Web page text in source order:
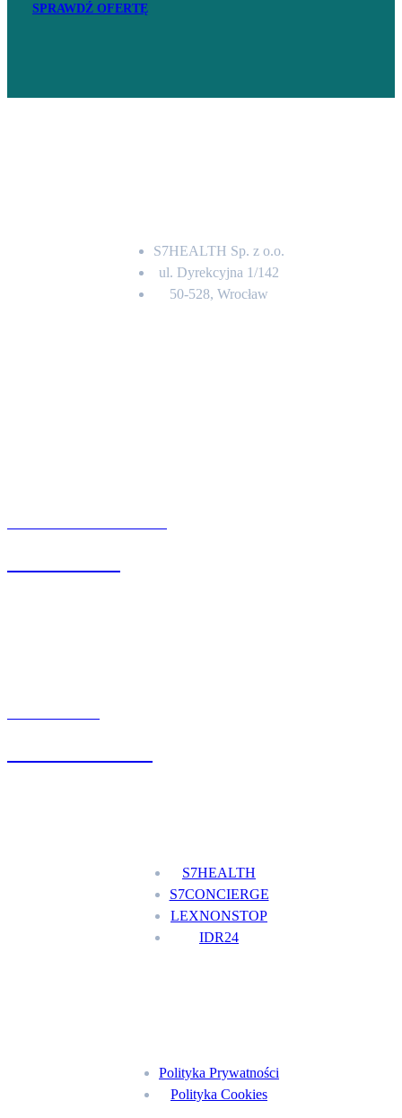
SPRAWDŹ OFERTĘ
S7HEALTH Sp. z o.o.
ul. Dyrekcyjna 1/142
50-528, Wrocław
S7HEALTH
S7CONCIERGE
LEXNONSTOP
IDR24
Polityka Prywatności
Polityka Cookies